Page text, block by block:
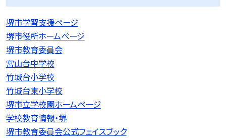
堺市学習支援ページ
堺市役所ホームページ
堺市教育委員会
宮山台中学校
竹城台小学校
竹城台東小学校
堺市立学校園ホームページ
学校教育情報・堺
堺市教育委員会公式フェイスブック